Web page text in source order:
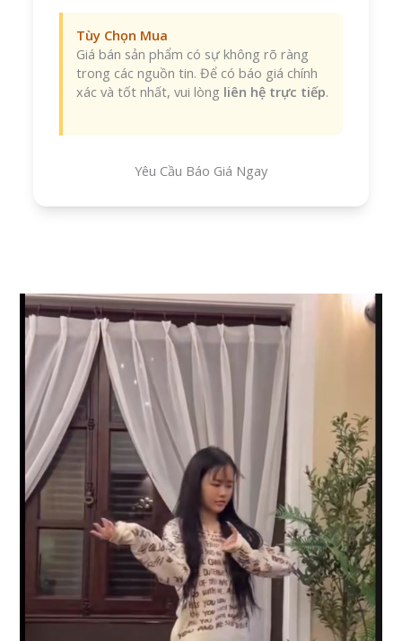
Tùy Chọn Mua
Giá bán sản phẩm có sự không rõ ràng
trong các nguồn tin. Để có báo giá chính
xác và tốt nhất, vui lòng liên hệ trực tiếp.
Yêu Cầu Báo Giá Ngay